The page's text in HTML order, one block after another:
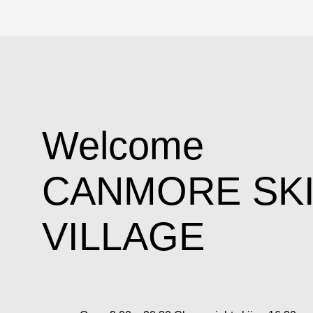
Welcome
CANMORE
VILLAGE